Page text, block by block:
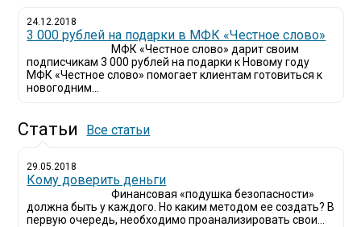
24.12.2018
3 000 рублей на подарки в МФК «Честное слово»
МФК «Честное слово» дарит своим
подписчикам 3 000 рублей на подарки к Новому году
МФК «Честное слово» помогает клиентам готовиться к
новогодним...
Статьи Все статьи
29.05.2018
Кому доверить деньги
Финансовая «подушка безопасности»
должна быть у каждого. Но каким методом ее создать? В
первую очередь, необходимо проанализировать свои...